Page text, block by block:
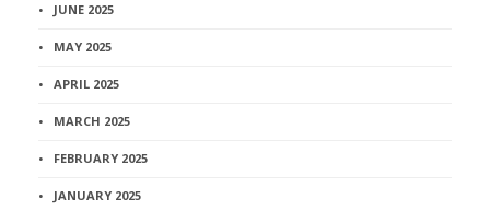
JUNE 2025
MAY 2025
APRIL 2025
MARCH 2025
FEBRUARY 2025
JANUARY 2025